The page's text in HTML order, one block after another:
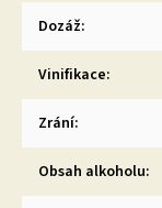
Dozáž:
Vinifikace:
Zrání:
Obsah alkoholu: